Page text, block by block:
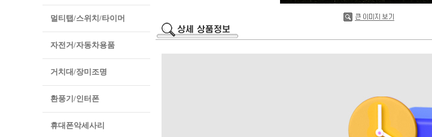
멀티탭/스위치/타이머
자전거/자동차용품
거치대/장미조명
환풍기/인터폰
휴대폰악세사리